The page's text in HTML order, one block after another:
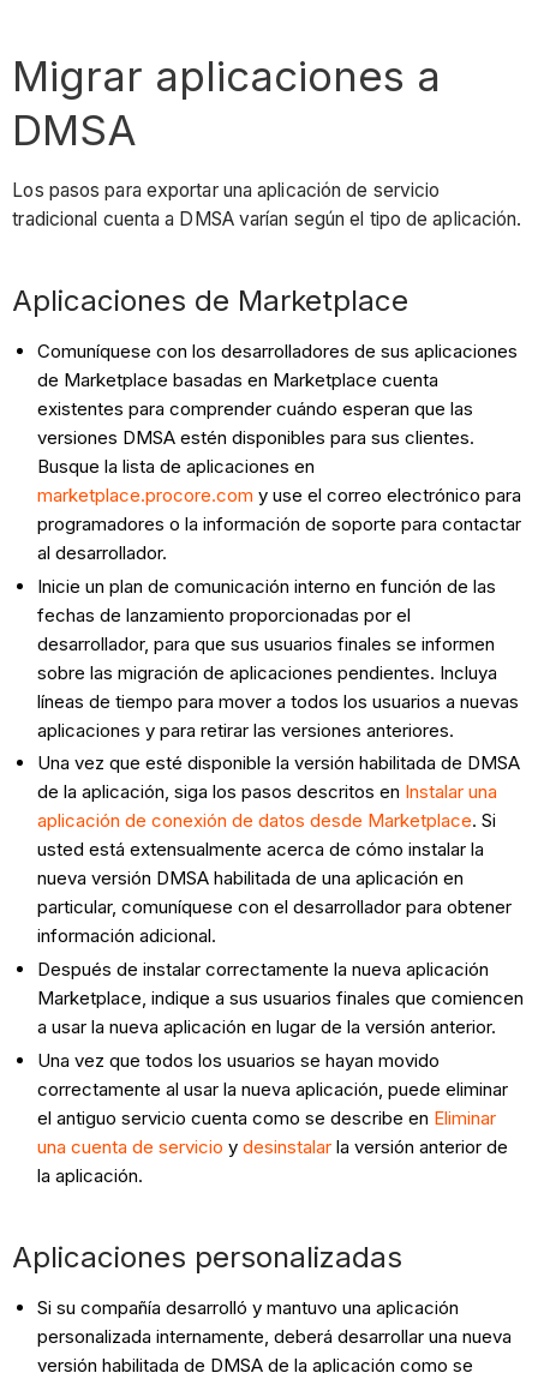
Migrar aplicaciones a
DMSA
Los pasos para exportar una aplicación de servicio
tradicional cuenta a DMSA varían según el tipo de aplicación.
Aplicaciones de Marketplace
Comuníquese con los desarrolladores de sus aplicaciones
de Marketplace basadas en Marketplace cuenta
existentes para comprender cuándo esperan que las
versiones DMSA estén disponibles para sus clientes.
Busque la lista de aplicaciones en
marketplace.procore.com y use el correo electrónico para
programadores o la información de soporte para contactar
al desarrollador.
Inicie un plan de comunicación interno en función de las
fechas de lanzamiento proporcionadas por el
desarrollador, para que sus usuarios finales se informen
sobre las migración de aplicaciones pendientes. Incluya
líneas de tiempo para mover a todos los usuarios a nuevas
aplicaciones y para retirar las versiones anteriores.
Una vez que esté disponible la versión habilitada de DMSA
de la aplicación, siga los pasos descritos en Instalar una
aplicación de conexión de datos desde Marketplace. Si
usted está extensualmente acerca de cómo instalar la
nueva versión DMSA habilitada de una aplicación en
particular, comuníquese con el desarrollador para obtener
información adicional.
Después de instalar correctamente la nueva aplicación
Marketplace, indique a sus usuarios finales que comiencen
a usar la nueva aplicación en lugar de la versión anterior.
Una vez que todos los usuarios se hayan movido
correctamente al usar la nueva aplicación, puede eliminar
el antiguo servicio cuenta como se describe en Eliminar
una cuenta de servicio ydesinstalar la versión anterior de
la aplicación.
Aplicaciones personalizadas
Si su compañía desarrolló y mantuvo una aplicación
personalizada internamente, deberá desarrollar una nueva
versión habilitada de DMSA de la aplicación como se